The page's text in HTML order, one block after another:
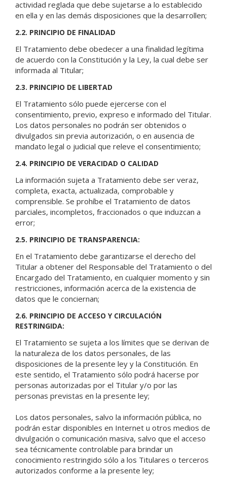
actividad reglada que debe sujetarse a lo establecido
en ella y en las demás disposiciones que la desarrollen;
2.2. PRINCIPIO DE FINALIDAD
El Tratamiento debe obedecer a una finalidad legítima
de acuerdo con la Constitución y la Ley, la cual debe ser
informada al Titular;
2.3. PRINCIPIO DE LIBERTAD
El Tratamiento sólo puede ejercerse con el
consentimiento, previo, expreso e informado del Titular.
Los datos personales no podrán ser obtenidos o
divulgados sin previa autorización, o en ausencia de
mandato legal o judicial que releve el consentimiento;
2.4. PRINCIPIO DE VERACIDAD O CALIDAD
La información sujeta a Tratamiento debe ser veraz,
completa, exacta, actualizada, comprobable y
comprensible. Se prohíbe el Tratamiento de datos
parciales, incompletos, fraccionados o que induzcan a
error;
2.5. PRINCIPIO DE TRANSPARENCIA:
En el Tratamiento debe garantizarse el derecho del
Titular a obtener del Responsable del Tratamiento o del
Encargado del Tratamiento, en cualquier momento y sin
restricciones, información acerca de la existencia de
datos que le conciernan;
2.6. PRINCIPIO DE ACCESO Y CIRCULACIÓN
RESTRINGIDA:
El Tratamiento se sujeta a los límites que se derivan de
la naturaleza de los datos personales, de las
disposiciones de la presente ley y la Constitución. En
este sentido, el Tratamiento sólo podrá hacerse por
personas autorizadas por el Titular y/o por las
personas previstas en la presente ley;
Los datos personales, salvo la información pública, no
podrán estar disponibles en Internet u otros medios de
divulgación o comunicación masiva, salvo que el acceso
sea técnicamente controlable para brindar un
conocimiento restringido sólo a los Titulares o terceros
autorizados conforme a la presente ley;